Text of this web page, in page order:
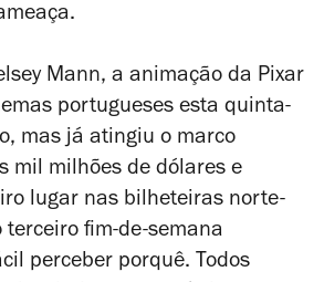
Mann, a animação da Pixar
portugueses esta quinta-
mas já atingiu o marco
mil milhões de dólares e
lugar nas bilheteiras norte-
fim-de-semana
perceber porquê. Todos